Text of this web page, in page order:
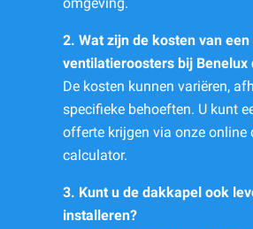
2. Wat zijn de kosten van
ventilatieroosters bij Benelux
De kosten kunnen variëren,
specifieke behoeften. U kunt
offerte krijgen via onze online
calculator.
3. Kunt u de dakkapel ook
installeren?